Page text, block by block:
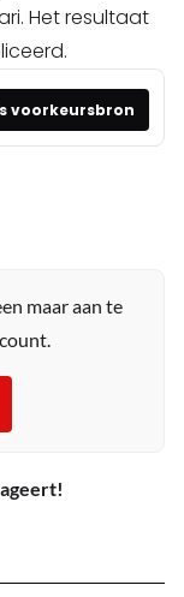
Het resultaat
voorkeursbron
maar aan te